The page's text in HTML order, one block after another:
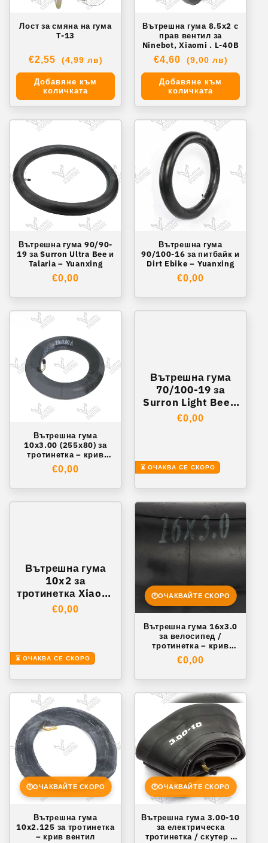
Лост за смяна на гума
T-13
Обичайна
цена
€2,55 (4,99 лв)
Добавяне към
количката
Вътрешна гума 8.5х2 с
прав вентил за
Ninebot, Xiaomi . L-40B
Обичайна
цена
€4,60 (9,00 лв)
Добавяне към
количката
Вътрешна гума 90/90-
19 за Surron Ultra Bee и
Talaria – Yuanxing
Обичайна
€0,00
Вътрешна гума
90/100-16 за питбайк и
Dirt Ebike – Yuanxing
Обичайна
€0,00
Вътрешна гума
10x3.00 (255x80) за
тротинетка – крив
вентил 45°
Обичайна
€0,00
Вътрешна гума
70/100-19 за
Surron Light Bee /
Talaria – Yuanxing
Обичайна
€0,00
⏳ ОЧАКВА СЕ СКОРО
Вътрешна гума
10x2 за
тротинетка Xiaomi
M365 / Mi 1S –
Обичайна
€0,00
⏳ ОЧАКВА СЕ СКОРО
🕐ОЧАКВАЙТЕ СКОРО
Вътрешна гума 16x3.0
за велосипед /
тротинетка – крив
вентил
Обичайна
€0,00
🕐ОЧАКВАЙТЕ СКОРО
Вътрешна гума
10x2.125 за тротинетка
– крив вентил
🕐ОЧАКВАЙТЕ СКОРО
Вътрешна гума 3.00-10
за електрическа
тротинетка / скутер –